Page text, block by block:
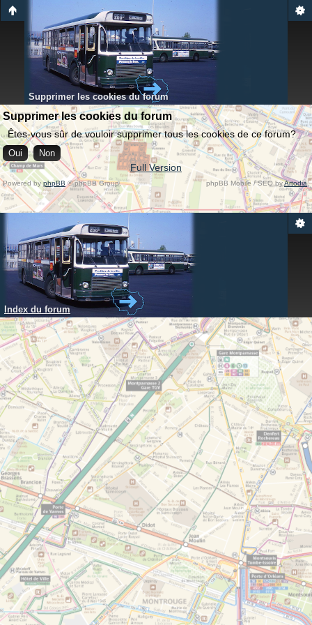
Supprimer les cookies du forum
Supprimer les cookies du forum
Êtes-vous sûr de vouloir supprimer tous les cookies de ce forum?
Full Version
Powered byphpBB © phpBB Group. phpBB Mobile / SEO byArtodia.
Index du forum